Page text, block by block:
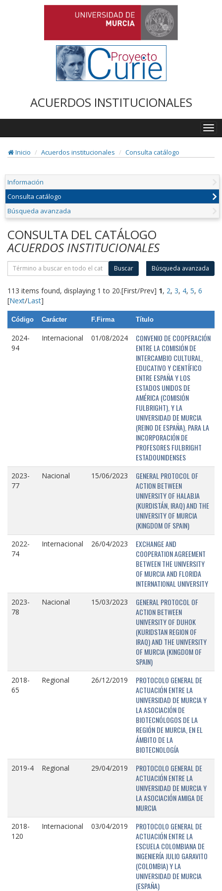
ACUERDOS INSTITUCIONALES
Inicio
Acuerdos institucionales Consulta catálogo
Información
Consulta catálogo
Búsqueda avanzada
CONSULTA DEL CATÁLOGO
ACUERDOS INSTITUCIONALES
Buscar Búsqueda avanzada
113 items found, displaying 1 to 20.[First/Prev] 1, 2, 3, 4, 5, 6
[Next/Last]
Código Carácter F.Firma Título
2024-
94
Internacional 01/08/2024
CONVENIO DE COOPERACIÓN
ENTRE LA COMISIÓN DE
INTERCAMBIO CULTURAL,
EDUCATIVO Y CIENTÍFICO
ENTRE ESPAÑA Y LOS
ESTADOS UNIDOS DE
AMÉRICA (COMISIÓN
FULBRIGHT), Y LA
UNIVERSIDAD DE MURCIA
(REINO DE ESPAÑA), PARA LA
INCORPORACIÓN DE
PROFESORES FULBRIGHT
ESTADOUNIDENSES
2023-
77
Nacional 15/06/2023
GENERAL PROTOCOL OF
ACTION BETWEEN
UNIVERSITY OF HALABJA
(KURDISTÁN, IRAQ) AND THE
UNIVERSITY OF MURCIA
(KINGDOM OF SPAIN)
2022-
74
Internacional 26/04/2023
EXCHANGE AND
COOPERATION AGREEMENT
BETWEEN THE UNIVERSITY
OF MURCIA AND FLORIDA
INTERNATIONAL UNIVERSITY
2023-
78
Nacional 15/03/2023
GENERAL PROTOCOL OF
ACTION BETWEEN
UNIVERSITY OF DUHOK
(KURIDSTAN REGION OF
IRAQ) AND THE UNIVERSITY
OF MURCIA (KINGDOM OF
SPAIN)
2018-
65
Regional 26/12/2019
PROTOCOLO GENERAL DE
ACTUACIÓN ENTRE LA
UNIVERSIDAD DE MURCIA Y
LA ASOCIACIÓN DE
BIOTECNÓLOGOS DE LA
REGIÓN DE MURCIA, EN EL
ÁMBITO DE LA
BIOTECNOLOGÍA
2019-4 Regional 29/04/2019
PROTOCOLO GENERAL DE
ACTUACIÓN ENTRE LA
UNIVERSIDAD DE MURCIA Y
LA ASOCIACIÓN AMIGA DE
MURCIA
2018-
120
Internacional 03/04/2019
PROTOCOLO GENERAL DE
ACTUACIÓN ENTRE LA
ESCUELA COLOMBIANA DE
INGENIERÍA JULIO GARAVITO
(COLOMBIA) Y LA
UNIVERSIDAD DE MURCIA
(ESPAÑA)